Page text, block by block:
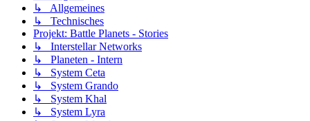
↳ Allgemeines
↳ Technisches
Projekt: Battle Planets - Stories
↳ Interstellar Networks
↳ Planeten - Intern
↳ System Ceta
↳ System Grando
↳ System Khal
↳ System Lyra